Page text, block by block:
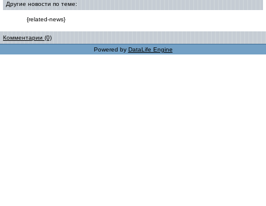
Другие новости по теме:
{related-news}
Комментарии (0)
Powered by DataLife Engine